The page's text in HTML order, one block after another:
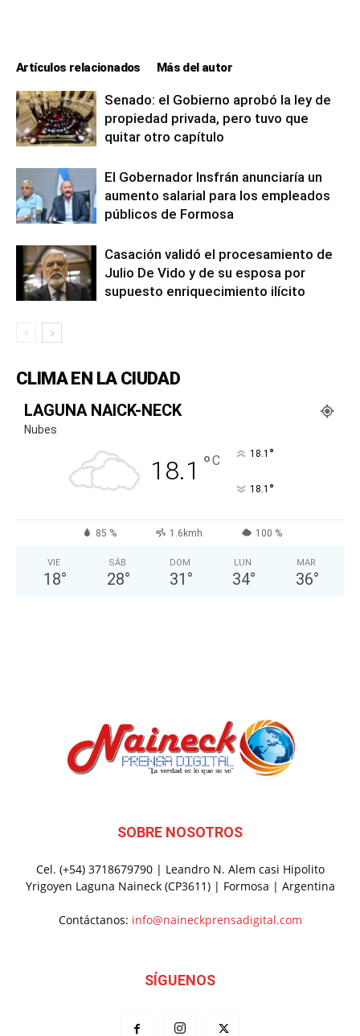
Artículos relacionados Más del autor
Senado: el Gobierno aprobó la ley de
propiedad privada, pero tuvo que
quitar otro capítulo
El Gobernador Insfrán anunciaría un
aumento salarial para los empleados
públicos de Formosa
Casación validó el procesamiento de
Julio De Vido y de su esposa por
supuesto enriquecimiento ilícito
CLIMA EN LA CIUDAD
LAGUNA NAICK-NECK
Nubes
18.1 °C 18.1 °
18.1 °
85 % 1.6kmh 100 %
VIE
18°
SÁB
28°
DOM
31 °
LUN
34°
MAR
36°
SOBRE NOSOTROS
Cel. (+54) 3718679790 | Leandro N. Alem casi Hipolito
Yrigoyen Laguna Naineck (CP3611) | Formosa | Argentina
Contáctanos: info@naineckprensadigital.com
SÍGUENOS